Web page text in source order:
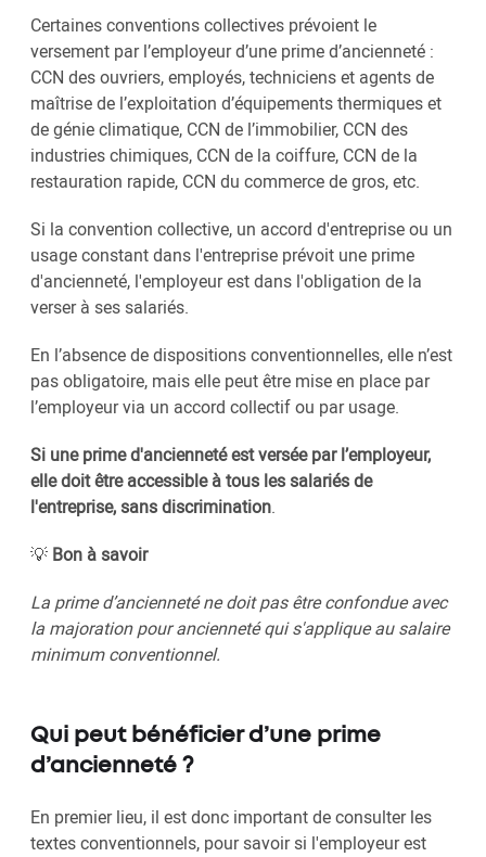
Certaines conventions collectives prévoient le
versement par l’employeur d’une prime d’ancienneté :
CCN des ouvriers, employés, techniciens et agents de
maîtrise de l’exploitation d’équipements thermiques et
de génie climatique, CCN de l’immobilier, CCN des
industries chimiques, CCN de la coiffure, CCN de la
restauration rapide, CCN du commerce de gros, etc.
Si la convention collective, un accord d'entreprise ou un
usage constant dans l'entreprise prévoit une prime
d'ancienneté, l'employeur est dans l'obligation de la
verser à ses salariés.
En l’absence de dispositions conventionnelles, elle n’est
pas obligatoire, mais elle peut être mise en place par
l’employeur via un accord collectif ou par usage.
Si une prime d'ancienneté est versée par l’employeur,
elle doit être accessible à tous les salariés de
l'entreprise, sans discrimination.
💡 Bon à savoir
La prime d’ancienneté ne doit pas être confondue avec
la majoration pour ancienneté qui s'applique au salaire
minimum conventionnel.
Qui peut bénéficier d’une prime
d’ancienneté ?
En premier lieu, il est donc important de consulter les
textes conventionnels, pour savoir si l'employeur est